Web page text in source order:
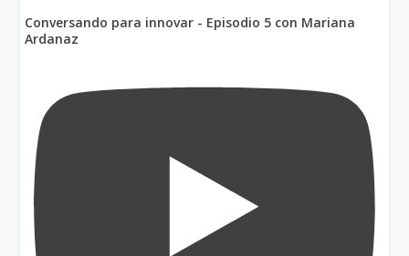
Conversando para innovar - Episodio 5 con Mariana
Ardanaz